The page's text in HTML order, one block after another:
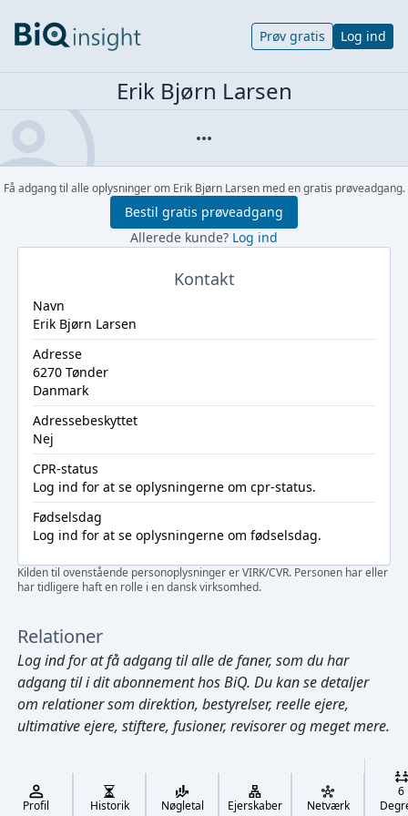
Cmd/Ctrl + K
Prøv gratis Log ind
Erik Bjørn Larsen
Få adgang til alle oplysninger om Erik Bjørn Larsen med en gratis prøveadgang.
Bestil gratis prøveadgang
Allerede kunde? Log ind
Kontakt
Navn
Erik Bjørn Larsen
Adresse
6270 Tønder
Danmark
Adressebeskyttet
Nej
CPR-status
Log ind for at se oplysningerne om cpr-status.
Fødselsdag
Log ind for at se oplysningerne om fødselsdag.
Kilden til ovenstående personoplysninger er VIRK/CVR. Personen har eller
har tidligere haft en rolle i en dansk virksomhed.
Relationer
Log indfor at få adgang til alle de faner, som du har
adgang til i dit abonnement hos BiQ. Du kan se detaljer
om relationer som direktion, bestyrelser, reelle ejere,
ultimative ejere, stiftere, fusioner, revisorer og meget mere.
Profil Historik Nøgletal Ejerskaber Netværk
6